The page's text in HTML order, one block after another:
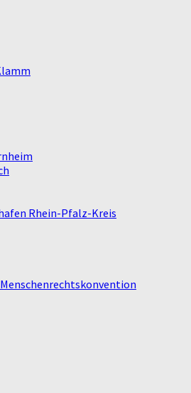
Rhein-Pfalz-Kreis
Menschenrechtskonvention